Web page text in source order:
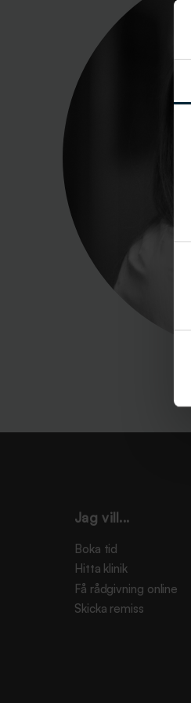
Jag vill...
Boka tid
Hitta klinik
Få rådgivning online
Skicka remiss